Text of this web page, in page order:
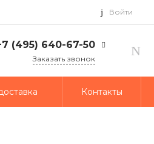
Войти
(495) 640-67-50
Москва, 1-й Кирпичный
Заказать звонок
Контакты